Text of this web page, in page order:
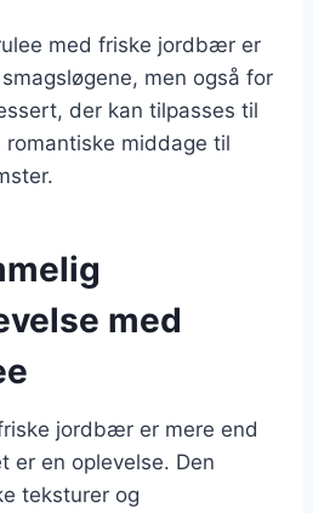
med friske jordbær er
men også for
der kan tilpasses til
middage til
med
jordbær er mere end
er en oplevelse. Den
teksturer og